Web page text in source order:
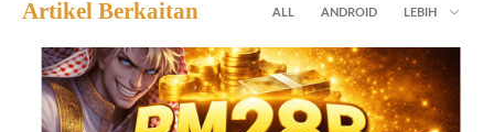
Artikel Berkaitan ALL ANDROID LEBIH